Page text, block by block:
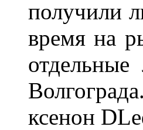
получили
время на
ксенон